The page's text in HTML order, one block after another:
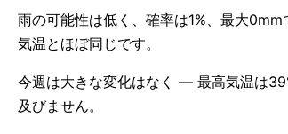
雨の可能性は低く、確率は1%、最大
気温とほぼ同じです。
今週は大きな変化はなく — 最高気温は
及びません。